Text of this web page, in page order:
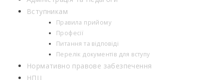
Вступникам
Правила прийому
Професії
Питання та відповіді
Перелік документів для вступу
Нормативно правове забезпечення
НПЦ